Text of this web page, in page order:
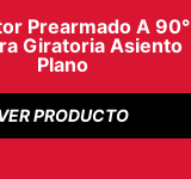
Prearmado A 90°
Giratoria Asiento
Plano
PRODUCTO